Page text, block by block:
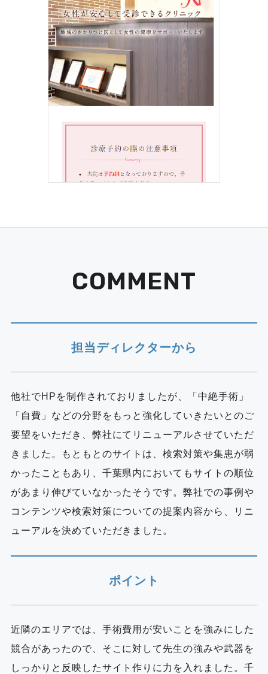
COMMENT
担当ディレクターから
他社でHPを制作されておりましたが、「中絶手術」
「自費」などの分野をもっと強化していきたいとのご
要望をいただき、弊社にてリニューアルさせていただ
きました。もともとのサイトは、検索対策や集患が弱
かったこともあり、千葉県内においてもサイトの順位
があまり伸びていなかったそうです。弊社での事例や
コンテンツや検索対策についての提案内容から、リニ
ューアルを決めていただきました。
ポイント
近隣のエリアでは、手術費用が安いことを強みにした
競合があったので、そこに対して先生の強みや武器を
しっかりと反映したサイト作りに力を入れました。千